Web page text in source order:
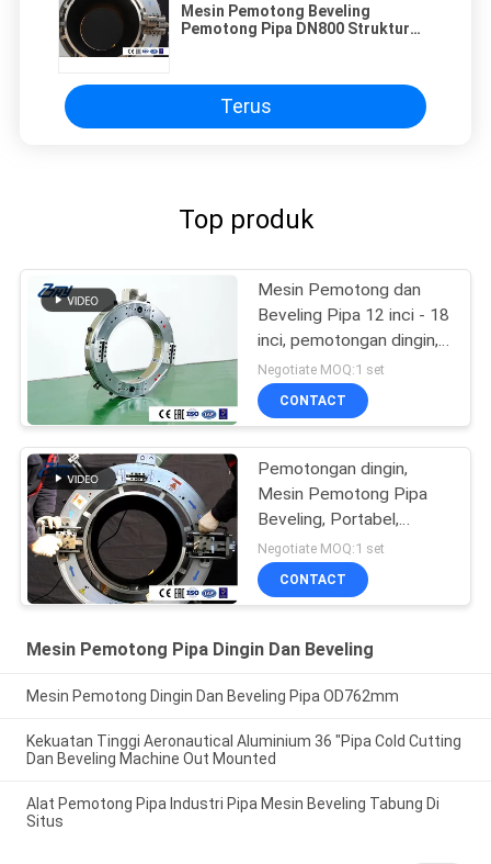
Mesin Pemotong Beveling
Pemotong Pipa DN800 Struktur
Terus
Top produk
Mesin Pemotong dan
Beveling Pipa 12 inci - 18
inci, pemotongan dingin,
pemotongan pipa 18 inci,
beveling pipa 18 inci
Negotiate MOQ:1 set
CONTACT
Pemotongan dingin,
Mesin Pemotong Pipa
Beveling, Portabel,
Penggerak listrik
Negotiate MOQ:1 set
CONTACT
Mesin Pemotong Pipa Dingin Dan Beveling
Mesin Pemotong Dingin Dan Beveling Pipa OD762mm
Kekuatan Tinggi Aeronautical Aluminium 36 "Pipa Cold Cutting
Dan Beveling Machine Out Mounted
Alat Pemotong Pipa Industri Pipa Mesin Beveling Tabung Di
Situs